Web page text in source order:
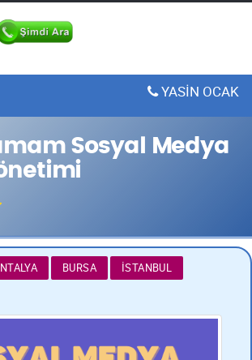
YASİN OCAK
Sosyal Medya
BURSA
İSTANBUL